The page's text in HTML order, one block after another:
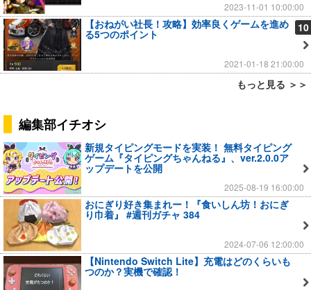
2023-11-01 10:00:00
10
【おねがい社長！攻略】効率良くゲームを進め
る5つのポイント
2021-01-18 21:00:00
もっと見る ＞＞
編集部イチオシ
新規タイピングモードを実装！ 無料タイピング
ゲーム『タイピングちゃんねる』、ver.2.0.0ア
ップデートを公開
2025-08-19 16:00:00
おにぎり好き集まれー！『食いしん坊！おにぎ
り巾着』 #週刊ガチャ 384
2024-07-06 12:00:00
【Nintendo Switch Lite】充電はどのくらいも
つのか？実機で確認！